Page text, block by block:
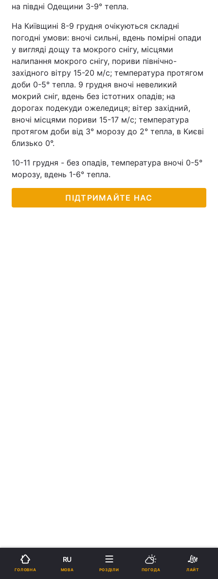
на півдні Одещини 3-9° тепла.
На Київщині 8-9 грудня очікуються складні
погодні умови: вночі сильні, вдень помірні опади
у вигляді дощу та мокрого снігу, місцями
налипання мокрого снігу, пориви північно-
західного вітру 15-20 м/с; температура протягом
доби 0-5° тепла. 9 грудня вночі невеликий
мокрий сніг, вдень без істотних опадів; на
дорогах подекуди ожеледиця; вітер західний,
вночі місцями пориви 15-17 м/с; температура
протягом доби від 3° морозу до 2° тепла, в Києві
близько 0°.
10-11 грудня - без опадів, температура вночі 0-5°
морозу, вдень 1-6° тепла.
ПІДТРИМАЙТЕ НАС
ГОЛОВНА
RU
МОВА РОЗДІЛИ ПОГОДА ЛАЙТ